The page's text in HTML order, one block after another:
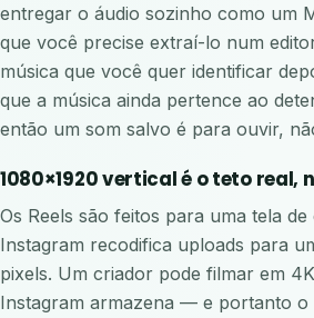
entregar o áudio sozinho como um
que você precise extraí-lo num
música que você quer identificar
que a música ainda pertence ao
então um som salvo é para ouvir,
1080×1920 vertical é o teto real,
Os Reels são feitos para uma tela
Instagram recodifica uploads para
pixels. Um criador pode filmar em
Instagram armazena — e portanto o